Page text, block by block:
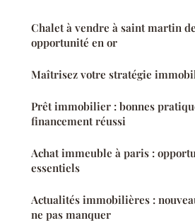
Chalet à vendre à saint martin
opportunité en or
Maîtrisez votre stratégie
Prêt immobilier : bonnes
financement réussi
Achat immeuble à paris :
essentiels
Actualités immobilières :
ne pas manquer